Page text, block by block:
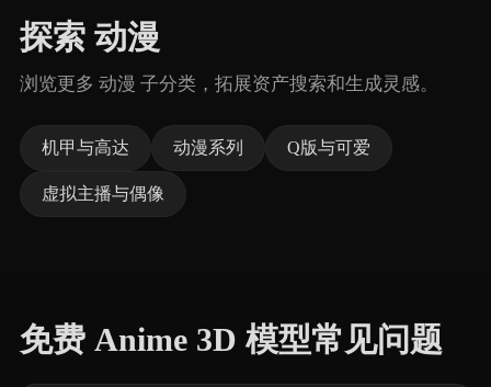
探索 动漫
浏览更多 动漫 子分类，拓展资产搜索和生成灵感。
机甲与高达 动漫系列 Q版与可爱
虚拟主播与偶像
免费 Anime 3D 模型常见问题